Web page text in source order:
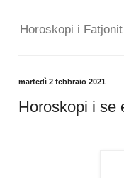
Horoskopi i
martedì 2 febbraio 2021
Horoskopi i se